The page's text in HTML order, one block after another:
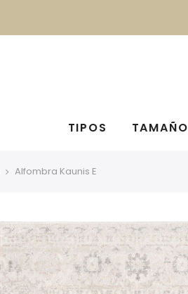
TIPOS TAMAÑO
Alfombra Kaunis E